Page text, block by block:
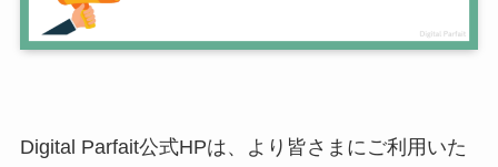
Digital Parfait公式HPは、より皆さまにご利用いた